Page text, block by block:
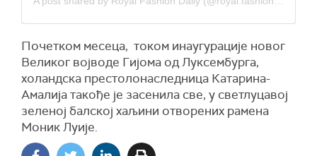
Почетком месеца, током инаугурације новог
Великог војводе Гијома од Луксембурга,
холандска престолонаследница Катарина-
Амалија такође је засенила све, у светлуцавој
зеленој балској хаљини отворених рамена
Моник Луије.